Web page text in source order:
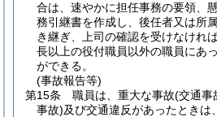
合は、速やかに担任事務の要領、
務引継書を作成し、後任者又は所
き継ぎ、上司の確認を受けなけれ
長以上の役付職員以外の職員にあ
ができる。
(事故報告等)
第15条
職員は、重大な事故(交通事
事故)及び交通違反があったときは